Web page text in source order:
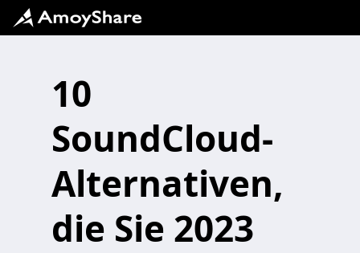
10
SoundCloud-
Alternativen,
die Sie 2023